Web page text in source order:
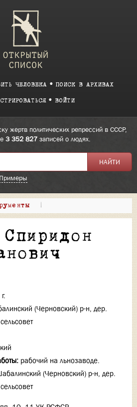
ЧЕЛОВЕКА ПОИСК В АРХИВАХ
ВОЙТИ
жертв политических репрессий в СССР,
3 352 827 записей о людях.
Примеры
|
(Черновский) р-н, дер.
рабочий на льнозаводе.
(Черновский) р-н, дер.